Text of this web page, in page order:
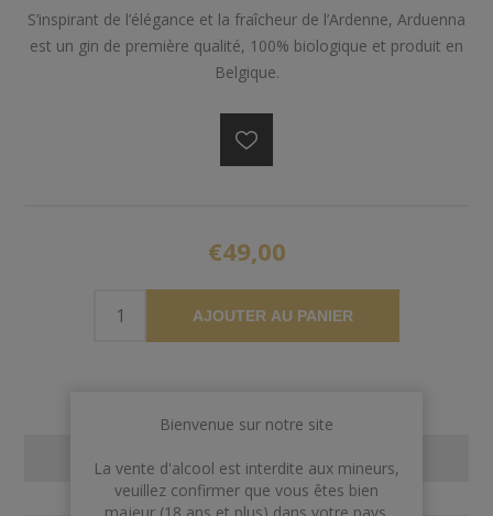
S’inspirant de l’élégance et la fraîcheur de l’Ardenne, Arduenna
est un gin de première qualité, 100% biologique et produit en
Belgique.
€49,00
AJOUTER AU PANIER
CONTACT US
Bienvenue sur notre site
La vente d'alcool est interdite aux mineurs,
veuillez confirmer que vous êtes bien
majeur (18 ans et plus) dans votre pays.